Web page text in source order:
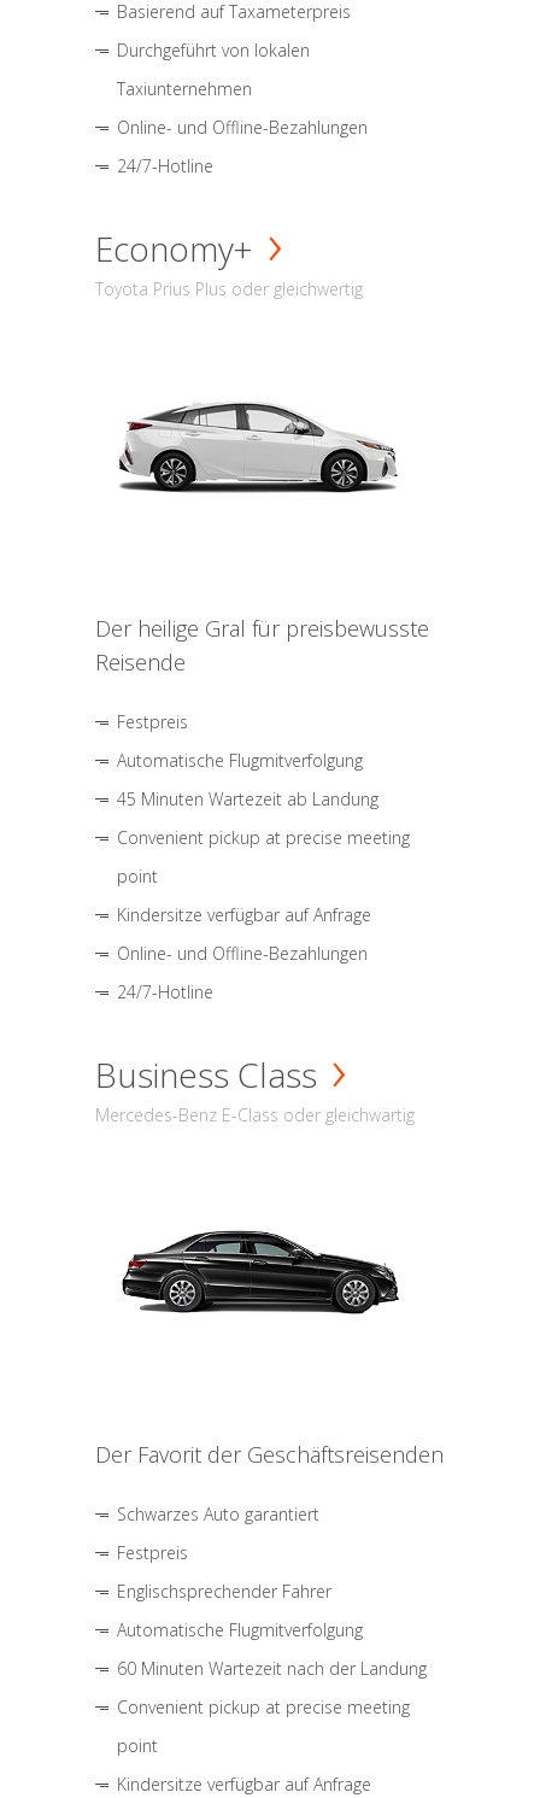
Basierend auf Taxameterpreis
Durchgeführt von lokalen
Taxiunternehmen
Online- und Offline-Bezahlungen
24/7-Hotline
Economy+
Toyota Prius Plus oder gleichwertig
Der heilige Gral für preisbewusste
Reisende
Festpreis
Automatische Flugmitverfolgung
45 Minuten Wartezeit ab Landung
Convenient pickup at precise meeting
point
Kindersitze verfügbar auf Anfrage
Online- und Offline-Bezahlungen
24/7-Hotline
Business Class
Mercedes-Benz E-Class oder gleichwärtig
Der Favorit der Geschäftsreisenden
Schwarzes Auto garantiert
Festpreis
Englischsprechender Fahrer
Automatische Flugmitverfolgung
60 Minuten Wartezeit nach der Landung
Convenient pickup at precise meeting
point
Kindersitze verfügbar auf Anfrage